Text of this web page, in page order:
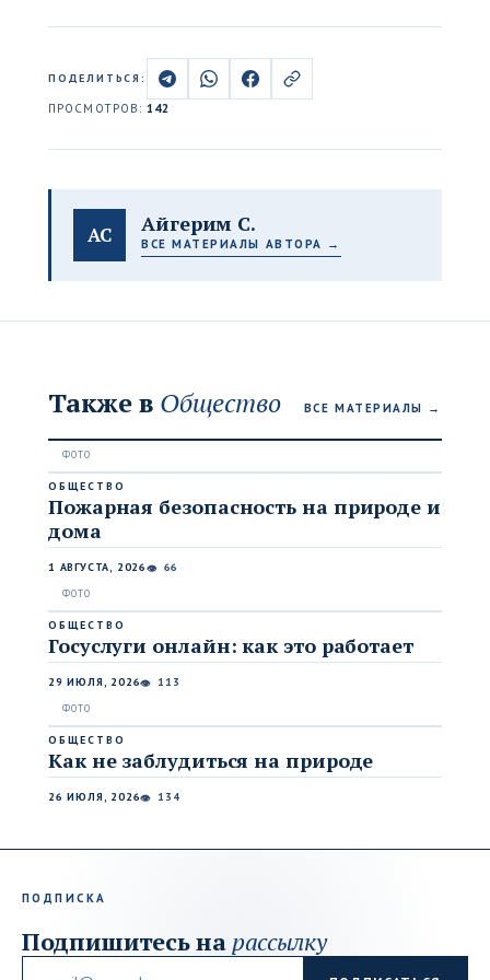
ПОДЕЛИТЬСЯ:
ПРОСМОТРОВ:142
АС Айгерим С.
ВСЕ МАТЕРИАЛЫ АВТОРА →
Также в Общество ВСЕ МАТЕРИАЛЫ →
ОБЩЕСТВО
Пожарная безопасность на природе и
дома
1 АВГУСТА, 2026👁 66
ОБЩЕСТВО
Госуслуги онлайн: как это работает
29 ИЮЛЯ, 2026👁 113
ОБЩЕСТВО
Как не заблудиться на природе
26 ИЮЛЯ, 2026👁 134
ПОДПИСКА
Подпишитесь на рассылку